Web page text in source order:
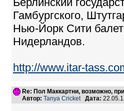
Гамбургского,
Нью-Йорк Сити
Нидерландов.
http://www.itar-
Re: Пол Маккартни, возможно,
Автор: Tanya Cricket Дата: